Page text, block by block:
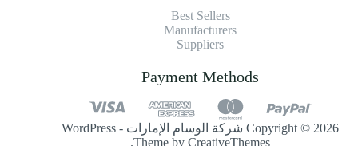
Best Sellers
Manufacturers
Suppliers
Payment Methods
Copyright © 2026 شركة الوسام الإمارات - WordPress
Theme byCreativeThemes
.